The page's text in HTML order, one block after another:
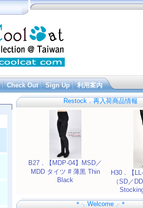
Check Out Sign Up 利用案內
Restock．再入荷商品情報
B27．【MDP-04】MSD／
MDD タイツ # 薄黒 Thin
Black
H30．【
（SD／
＊╮Welcome╭＊